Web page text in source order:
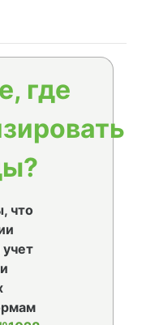
где
что